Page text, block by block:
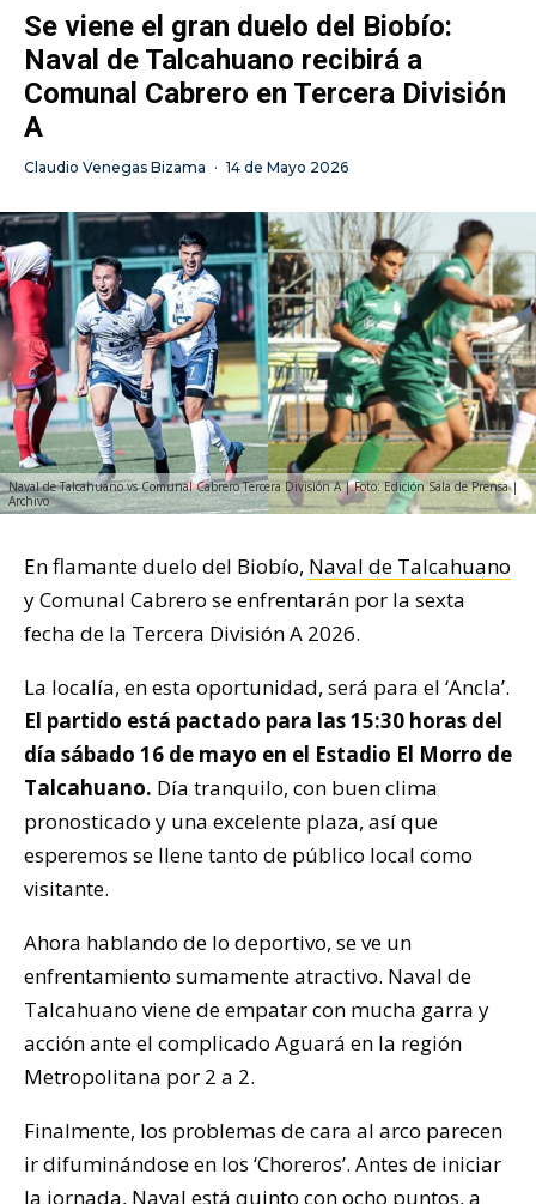
Se viene el gran duelo del Biobío:
Naval de Talcahuano recibirá a
Comunal Cabrero en Tercera División
A
Claudio Venegas Bizama · 14 de Mayo 2026
Naval de Talcahuano vs Comunal Cabrero Tercera División A | Foto: Edición Sala de Prensa |
Archivo
En flamante duelo del Biobío, Naval de Talcahuano
y Comunal Cabrero se enfrentarán por la sexta
fecha de la Tercera División A 2026.
La localía, en esta oportunidad, será para el ‘Ancla’.
El partido está pactado para las 15:30 horas del
día sábado 16 de mayo en el Estadio El Morro de
Talcahuano. Día tranquilo, con buen clima
pronosticado y una excelente plaza, así que
esperemos se llene tanto de público local como
visitante.
Ahora hablando de lo deportivo, se ve un
enfrentamiento sumamente atractivo. Naval de
Talcahuano viene de empatar con mucha garra y
acción ante el complicado Aguará en la región
Metropolitana por 2 a 2.
Finalmente, los problemas de cara al arco parecen
ir difuminándose en los ‘Choreros’. Antes de iniciar
la jornada, Naval está quinto con ocho puntos, a